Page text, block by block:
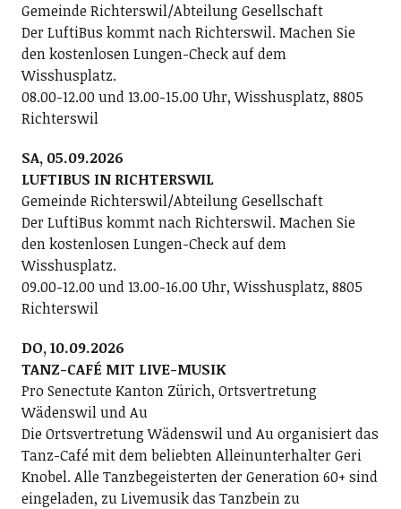
Gemeinde Richterswil/Abteilung Gesellschaft
Der LuftiBus kommt nach Richterswil. Machen Sie
den kostenlosen Lungen-Check auf dem
Wisshusplatz.
08.00-12.00 und 13.00-15.00 Uhr, Wisshusplatz, 8805
Richterswil
SA, 05.09.2026
LUFTIBUS IN RICHTERSWIL
Gemeinde Richterswil/Abteilung Gesellschaft
Der LuftiBus kommt nach Richterswil. Machen Sie
den kostenlosen Lungen-Check auf dem
Wisshusplatz.
09.00-12.00 und 13.00-16.00 Uhr, Wisshusplatz, 8805
Richterswil
DO, 10.09.2026
TANZ-CAFÉ MIT LIVE-MUSIK
Pro Senectute Kanton Zürich, Ortsvertretung
Wädenswil und Au
Die Ortsvertretung Wädenswil und Au organisiert das
Tanz-Café mit dem beliebten Alleinunterhalter Geri
Knobel. Alle Tanzbegeisterten der Generation 60+ sind
eingeladen, zu Livemusik das Tanzbein zu